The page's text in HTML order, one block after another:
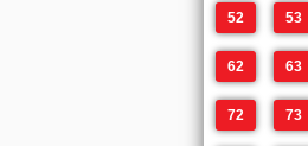
52 53
62 63
72 73